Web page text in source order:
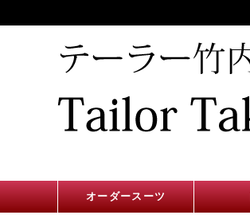
オーダースーツ